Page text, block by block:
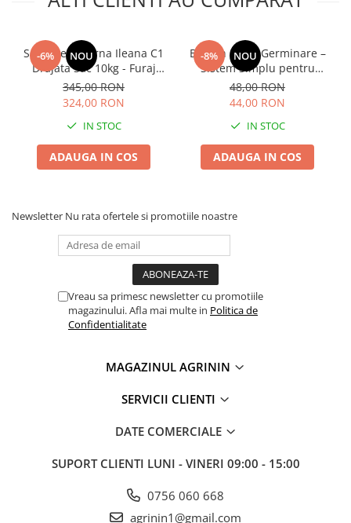
Sape/ Cazmale/ Lopeti
Scule de mana
Scule electrice
Set chei combinate
Suruburi
-6% NOU
Seminte Lucerna Ileana C1
Drajata Sac 10kg - Furaj
Premium de Inalta
Productivitate
345,00 RON
324,00 RON
IN STOC
ADAUGA IN COS
-8% NOU
Borcan Sticla Germinare –
Sistem Simplu pentru
Muguri si Microgreens
Acasa
48,00 RON
44,00 RON
IN STOC
ADAUGA IN COS
Newsletter Nu rata ofertele si promotiile noastre
Vreau sa primesc newsletter cu promotiile
magazinului. Afla mai multe in Politica de
Confidentialitate
MAGAZINUL AGRININ
SERVICII CLIENTI
DATE COMERCIALE
SUPORT CLIENTI LUNI - VINERI 09:00 - 15:00
0756 060 668
agrinin1@gmail.com